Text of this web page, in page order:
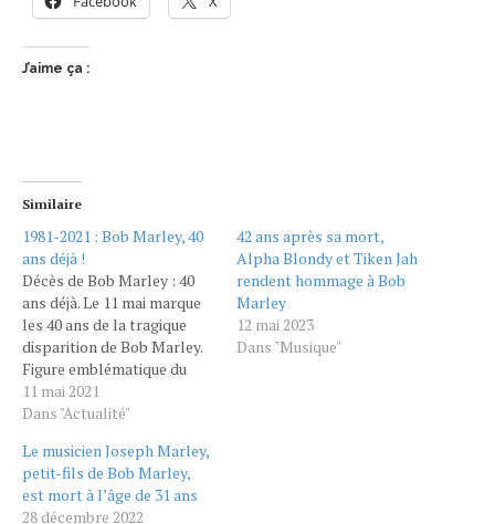
J’aime ça :
Similaire
1981-2021 : Bob Marley, 40
ans déjà !
Décès de Bob Marley : 40
ans déjà. Le 11 mai marque
les 40 ans de la tragique
disparition de Bob Marley.
Figure emblématique du
reggae, il est devenu au fil
du temps une véritable
que quelques grands noms
du rock, du jazz ou
du songwriting ayant…
11 mai 2021
Dans "Actualité"
42 ans après sa mort,
Alpha Blondy et Tiken Jah
rendent hommage à Bob
Marley
12 mai 2023
Dans "Musique"
Le musicien Joseph Marley,
petit-fils de Bob Marley,
est mort à l’âge de 31 ans
28 décembre 2022